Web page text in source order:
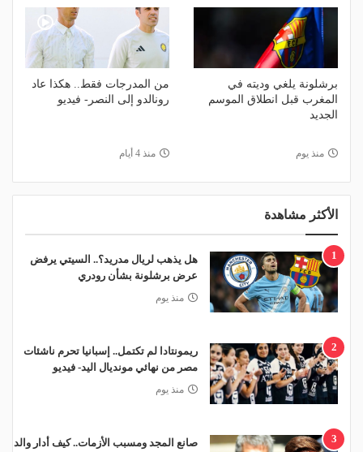
برشلونة يلغي وديته في
المغرب قبل انطلاق الموسم
الجديد
منذ يوم
من المدرجات فقط.. هكذا عاد
رونالدو إلى النصر- فيديو
منذ 4 أيام
الأكثر مشاهدة
1
هل يذهب لريال مدريد؟.. السيتي يرفض
عرض برشلونة بشأن رودري
منذ يوم
2
ريمونتادا لم تكتمل.. إسبانيا تحرم ناشئات
مصر من نهائي مونديال اليد- فيديو
منذ يوم
3
صانع المجد ومسبب الأزمات.. كيف أدار والد